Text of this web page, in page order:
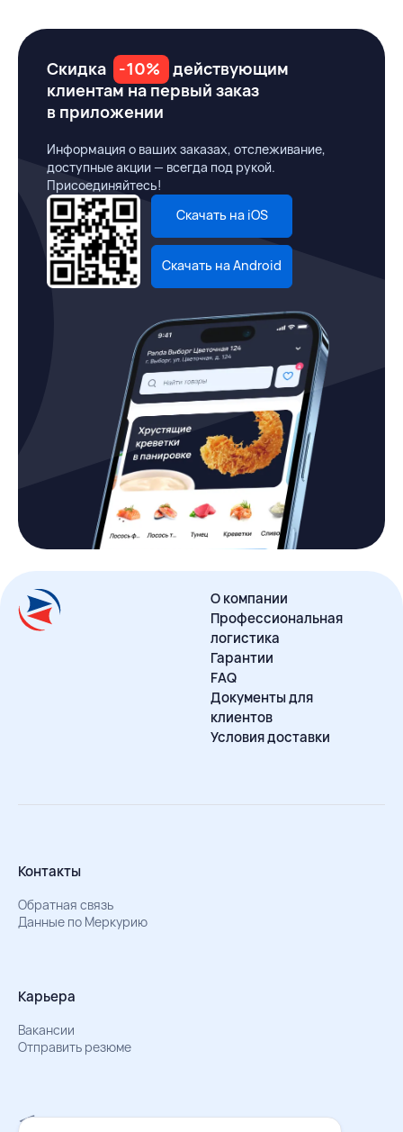
Скидка -10%
действующим
клиентам на первый заказ
в приложении
Информация о ваших заказах, отслеживание,
доступные акции — всегда под рукой.
Присоединяйтесь!
Скачать на iOS
Скачать на Android
О компании
Профессиональная
логистика
Гарантии
FAQ
Документы для
клиентов
Условия доставки
Контакты
Обратная связь
Данные по Меркурию
Карьера
Вакансии
Отправить резюме
Мы в Телеграм